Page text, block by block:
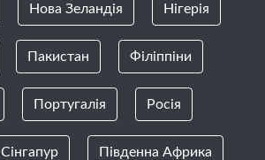
Нова Зеландія Нігерія
Пакистан Філіппіни
Португалія Росія
Сінгапур Південна Африка